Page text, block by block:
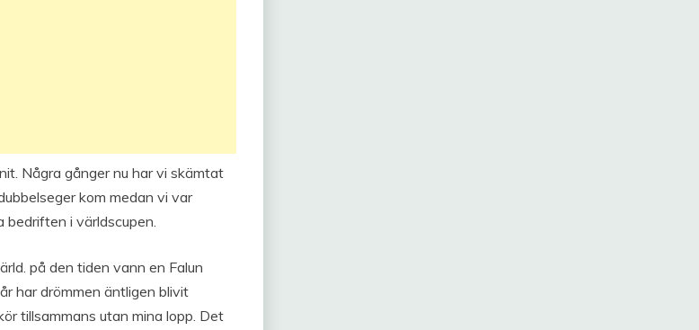
Några gånger nu har vi skämtat
kom medan vi var
bedriften i världscupen.
på den tiden vann en Falun
har drömmen äntligen blivit
tillsammans utan mina lopp. Det